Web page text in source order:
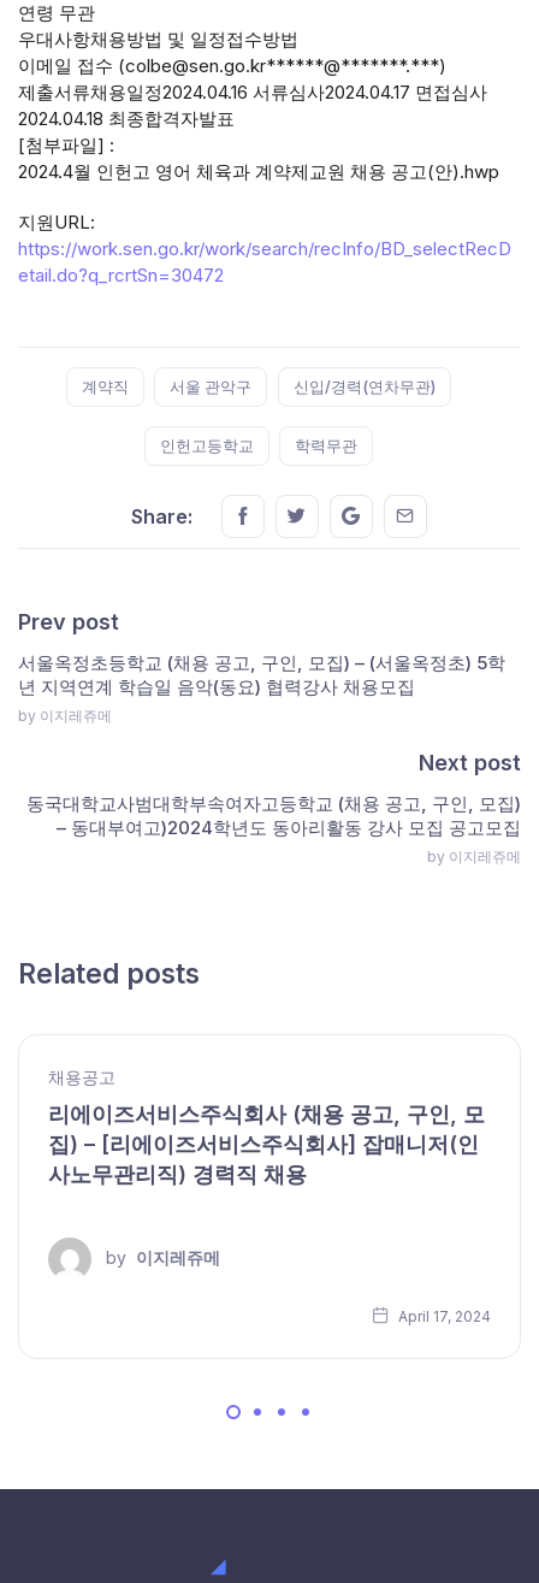
연령 무관
우대사항채용방법 및 일정접수방법
이메일 접수 (colbe@sen.go.kr******@*******.***)
제출서류채용일정2024.04.16 서류심사2024.04.17 면접심사
2024.04.18 최종합격자발표
[첨부파일] :
2024.4월 인헌고 영어 체육과 계약제교원 채용 공고(안).hwp
지원URL:
https://work.sen.go.kr/work/search/recInfo/BD_selectRecD
etail.do?q_rcrtSn=30472
계약직 서울 관악구 신입/경력(연차무관)
인헌고등학교 학력무관
Share: Share this on FaceBook
Share this on Twitter
Share this on GMail
Share this on
Prev post
서울옥정초등학교 (채용 공고, 구인, 모집) – (서울옥정초) 5학
년 지역연계 학습일 음악(동요) 협력강사 채용모집
by 이지레쥬메
Next post
동국대학교사범대학부속여자고등학교 (채용 공고, 구인, 모집)
– 동대부여고)2024학년도 동아리활동 강사 모집 공고모집
by 이지레쥬메
Related posts
채용공고
리에이즈서비스주식회사 (채용 공고, 구인, 모
집) – [리에이즈서비스주식회사] 잡매니저(인
사노무관리직) 경력직 채용
by 이지레쥬메
April 17, 2024